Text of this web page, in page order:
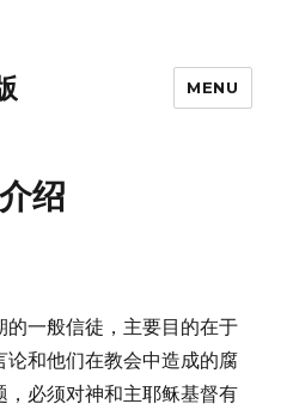
MENU
绍
的一般信徒，主要目的在于
和他们在教会中造成的腐
，必须对神和主耶稣基督有